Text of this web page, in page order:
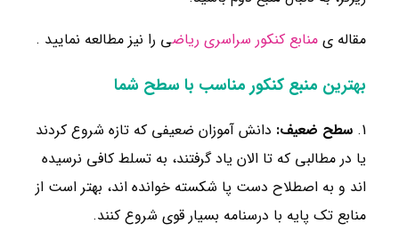
مقاله ی منابع کنکور سراسری ریاضی را نیز مطالعه نمایید .
بهترین منبع کنکور مناسب با سطح شما
1. سطح ضعیف: دانش آموزان ضعیفی که تازه شروع کردند
یا در مطالبی که تا الان یاد گرفتند، به تسلط کافی نرسیده
اند و به اصطلاح دست پا شکسته خوانده اند، بهتر است از
منابع تک پایه با درسنامه بسیار قوی شروع کنند.